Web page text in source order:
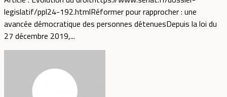
legislatif/ppl24-192.htmlRéformer pour rapprocher : une
avancée démocratique des personnes détenuesDepuis la loi du
27 décembre 2019,...